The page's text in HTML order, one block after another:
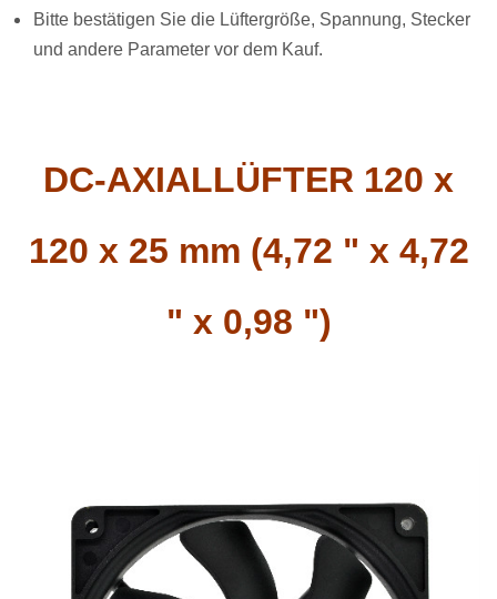
Bitte bestätigen Sie die Lüftergröße, Spannung, Stecker
und andere Parameter vor dem Kauf.
DC-AXIALLÜFTER 120 x
120 x 25 mm (4,72 " x 4,72
" x 0,98 ")